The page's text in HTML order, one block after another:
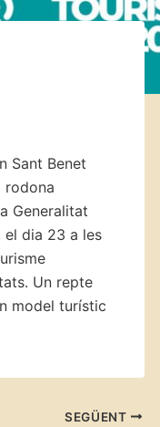
Sant Benet
rodona
Generalitat
el dia 23 a les
Un repte
model turístic
SEGÜENT